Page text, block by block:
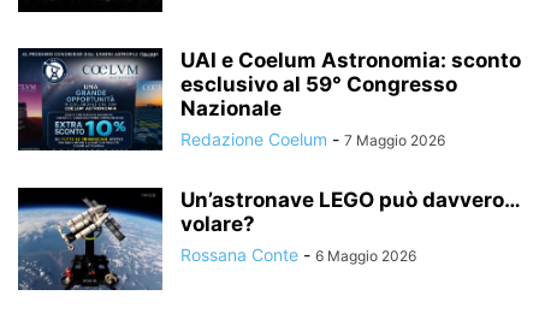
UAI e Coelum Astronomia: sconto
esclusivo al 59° Congresso
Nazionale
Redazione Coelum - 7 Maggio 2026
Un’astronave LEGO può davvero…
volare?
Rossana Conte - 6 Maggio 2026